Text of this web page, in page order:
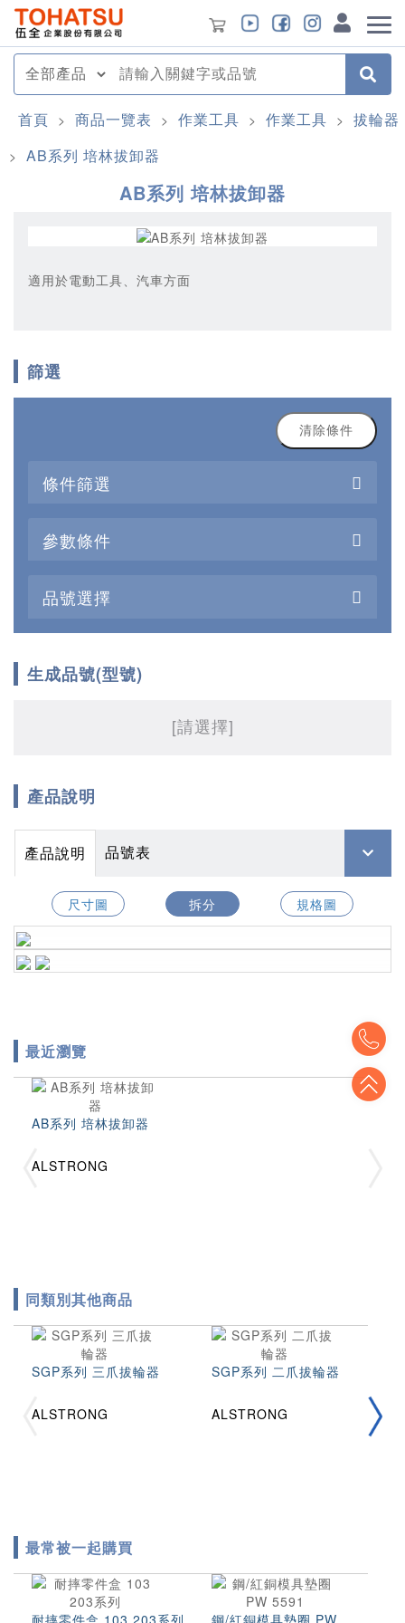
首頁 > 商品一覽表 > 作業工具 > 作業工具 > 拔輪器
> AB系列 培林拔卸器
AB系列 培林拔卸器
適用於電動工具、汽車方面
篩選
清除條件
條件篩選
參數條件
品號選擇
生成品號(型號)
[請選擇]
產品說明
產品說明 品號表
尺寸圖 拆分 規格圖
最近瀏覽
AB系列 培林拔卸器
ALSTRONG
同類別其他商品
SGP系列 三爪拔輪器
ALSTRONG
SGP系列 二爪拔輪器
ALSTRONG
最常被一起購買